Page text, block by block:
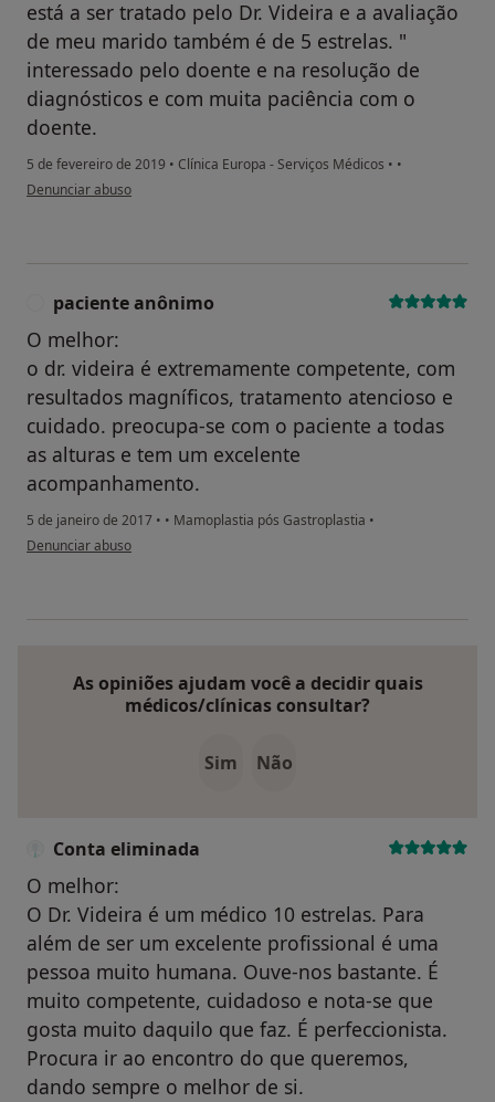
está a ser tratado pelo Dr. Videira e a avaliação
de meu marido também é de 5 estrelas. "
interessado pelo doente e na resolução de
diagnósticos e com muita paciência com o
doente.
5 de fevereiro de 2019 • Clínica Europa - Serviços Médicos • •
na opinião do utilizador Conta eliminada
Denunciar abuso
paciente anônimo
O melhor:
o dr. videira é extremamente competente, com
resultados magníficos, tratamento atencioso e
cuidado. preocupa-se com o paciente a todas
as alturas e tem um excelente
acompanhamento.
5 de janeiro de 2017 • • Mamoplastia pós Gastroplastia •
na opinião do utilizador paciente anônimo
Denunciar abuso
As opiniões ajudam você a decidir quais
médicos/clínicas consultar?
Sim Não
Conta eliminada
O melhor:
O Dr. Videira é um médico 10 estrelas. Para
além de ser um excelente profissional é uma
pessoa muito humana. Ouve-nos bastante. É
muito competente, cuidadoso e nota-se que
gosta muito daquilo que faz. É perfeccionista.
Procura ir ao encontro do que queremos,
dando sempre o melhor de si.